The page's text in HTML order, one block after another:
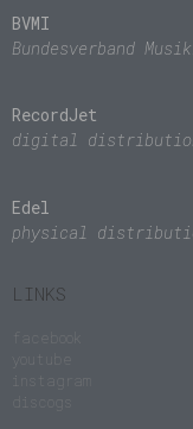
BVMI
Bundesverband
RecordJet
digital
Edel
physical
LINKS
facebook
youtube
instagram
discogs